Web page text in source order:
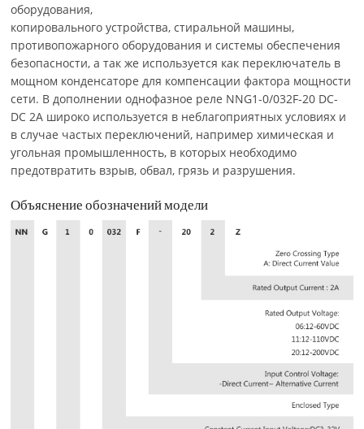
оборудования,
копировального устройства, стиральной машины,
противопожарного оборудования и системы обеспечения
безопасности, а так же используется как переключатель в
мощном конденсаторе для компенсации фактора мощности
сети. В дополнении однофазное реле NNG1-0/032F-20 DC-
DC 2A широко используется в неблагоприятных условиях и
в случае частых переключений, например химическая и
угольная промышленность, в которых необходимо
предотвратить взрыв, обвал, грязь и разрушения.
Объяснение обозначений модели